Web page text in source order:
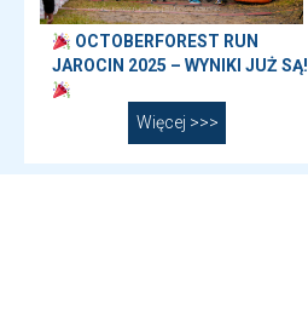
OCTOBERFOREST RUN
JAROCIN 2025 – WYNIKI JUŻ SĄ!
Więcej >>>